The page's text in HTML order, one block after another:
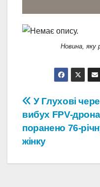
Новина, яку
Навігація
записів
У Глухові
вибух FPV-дрона
поранено 76-
жінку